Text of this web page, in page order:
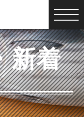
新着